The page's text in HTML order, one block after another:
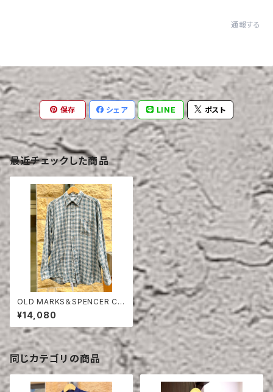
通報する
保存 シェア LINE ポスト
最近チェックした商品
OLD MARKS＆SPENCER CH
ECK COTTON SHIRT
¥14,080
同じカテゴリの商品